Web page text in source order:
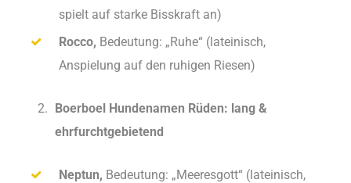
spielt auf starke Bisskraft an)
Rocco, Bedeutung: „Ruhe“ (lateinisch,
Anspielung auf den ruhigen Riesen)
Boerboel Hundenamen Rüden: lang &
ehrfurchtgebietend
Neptun, Bedeutung: „Meeresgott“ (lateinisch,